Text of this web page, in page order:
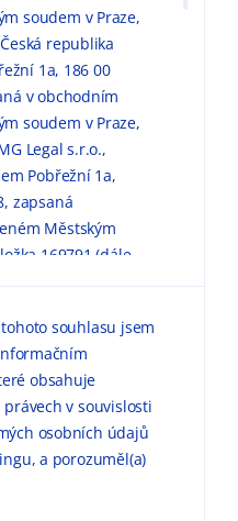
soudem v Praze,
republika
1a, 186 00
v obchodním
soudem v Praze,
Legal s.r.o.,
Pobřežní 1a,
zapsaná
Městským
169791 (dále
podmínek
memorandu
(dále jen
“).
údajů pro
zasílat
souhlasu jsem
obsahuje
v souvislosti
osobních údajů
a porozuměl(a)